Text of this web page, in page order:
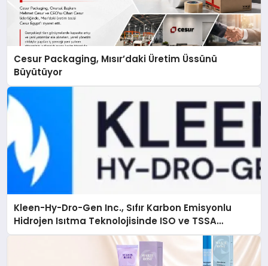
Cesur Packaging, Mısır’daki Üretim Üssünü
Büyütüyor
Kleen-Hy-Dro-Gen Inc., Sıfır Karbon Emisyonlu
Hidrojen Isıtma Teknolojisinde ISO ve TSSA
Düzenleyici Onaylarını Aldı